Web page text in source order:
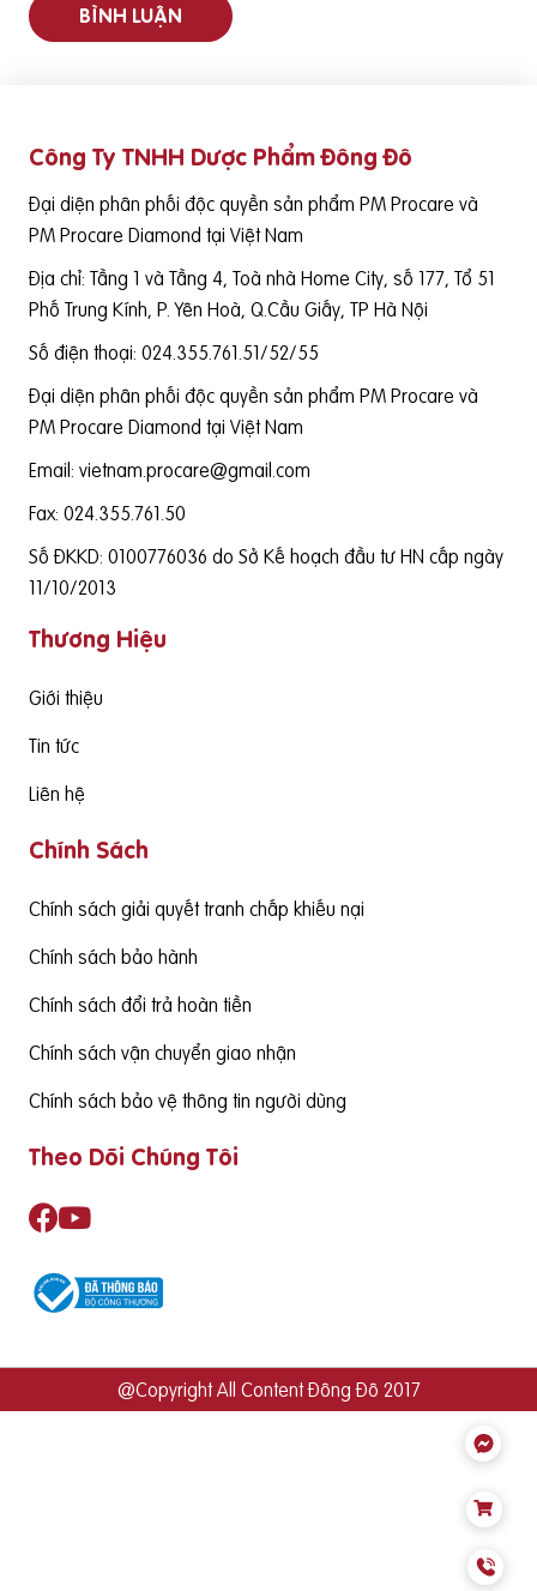
BÌNH LUẬN
Công Ty TNHH Dược Phẩm Đông Đô
Đại diện phân phối độc quyền sản phẩm PM Procare và
PM Procare Diamond tại Việt Nam
Địa chỉ: Tầng 1 và Tầng 4, Toà nhà Home City, số 177, Tổ 51
Phố Trung Kính, P. Yên Hoà, Q.Cầu Giấy, TP Hà Nội
Số điện thoại: 024.355.761.51/52/55
Đại diện phân phối độc quyền sản phẩm PM Procare và
PM Procare Diamond tại Việt Nam
Email: vietnam.procare@gmail.com
Fax: 024.355.761.50
Số ĐKKD: 0100776036 do Sở Kế hoạch đầu tư HN cấp ngày
11/10/2013
Thương Hiệu
Giới thiệu
Tin tức
Liên hệ
Chính Sách
Chính sách giải quyết tranh chấp khiếu nại
Chính sách bảo hành
Chính sách đổi trả hoàn tiền
Chính sách vận chuyển giao nhận
Chính sách bảo vệ thông tin người dùng
Theo Dõi Chúng Tôi
@Copyright All Content Đông Đô 2017